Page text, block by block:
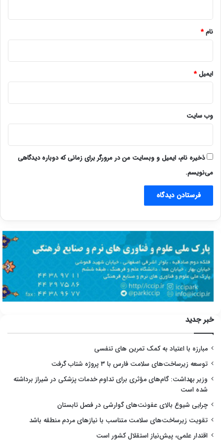
نام*
ایمیل*
وب‌ سایت
ذخیره نام، ایمیل و وبسایت من در مرورگر برای زمانی که دوباره دیدگاهی
می‌نویسم.
خبر جدید
مبارزه با اعتیاد به کمک تمرین های تنفسی
توسعه زیرساخت‌های سلامت فارس با ۳ پروژه شتاب گرفت
وزیر بهداشت: گام‌های مؤثری برای تداوم خدمات پزشکی در شیراز برداشته
شده است
چرایی شیوع بالای عفونت‌های گوارشی در فصل تابستان
تقویت زیرساخت‌های سلامت متناسب با نیازهای مردم منطقه باشد
اقتدار علمی، پیش‌نیاز استقلال کشور است